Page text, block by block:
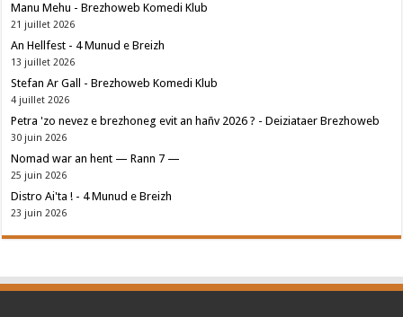
Manu Mehu - Brezhoweb Komedi Klub
21 juillet 2026
An Hellfest - 4 Munud e Breizh
13 juillet 2026
Stefan Ar Gall - Brezhoweb Komedi Klub
4 juillet 2026
Petra 'zo nevez e brezhoneg evit an hañv 2026 ? - Deiziataer Brezhoweb
30 juin 2026
Nomad war an hent — Rann 7 —
25 juin 2026
Distro Ai'ta ! - 4 Munud e Breizh
23 juin 2026